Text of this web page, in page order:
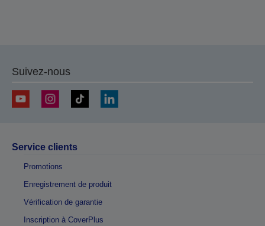
Suivez-nous
Service clients
Promotions
Enregistrement de produit
Vérification de garantie
Inscription à CoverPlus